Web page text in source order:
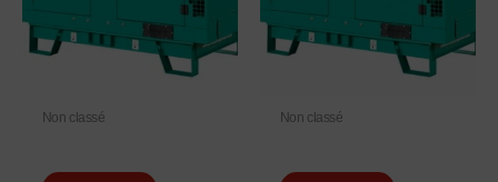
Non classé Non classé